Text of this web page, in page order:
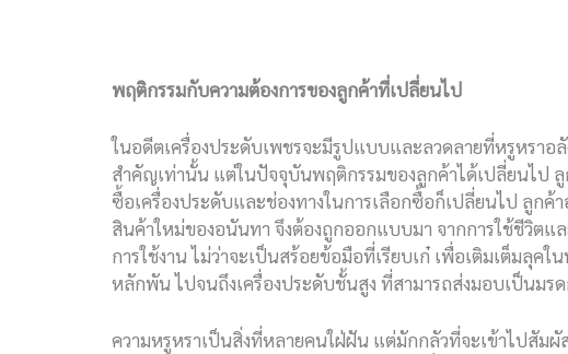
พฤติกรรมกับความต้องการของลูกค้าที่เปลี่ยนไป
ในอดีตเครื่องประดับเพชรจะมีรูปแบบและลวดลายที่หรูหราอ
สำคัญเท่านั้น แต่ในปัจจุบันพฤติกรรมของลูกค้าได้เปลี่ยนไป ลู
ซื้อเครื่องประดับและช่องทางในการเลือกซื้อก็เปลี่ยนไป ลูก
สินค้าใหม่ของอนันทา จึงต้องถูกออกแบบมา จากการใช้ชีวิตแ
การใช้งาน ไม่ว่าจะเป็นสร้อยข้อมือที่เรียบเก๋ เพื่อเติมเต็มลุ
หลักพัน ไปจนถึงเครื่องประดับชั้นสูง ที่สามารถส่งมอบเป็นมร
ความหรูหราเป็นสิ่งที่หลายคนใฝ่ฝัน แต่มักกลัวที่จะเข้าไปสัม